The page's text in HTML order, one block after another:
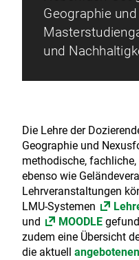
Geographie
und
Die Lehre der
Geographie und
methodische,
ebenso wie
Lehrveranstaltungen
LMU-Systemen
und
MOODLE
zudem eine Übersicht
die aktuell